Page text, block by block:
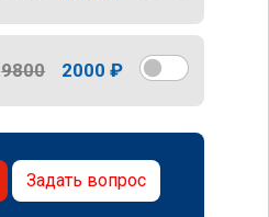
9800 2000 ₽
Задать вопрос